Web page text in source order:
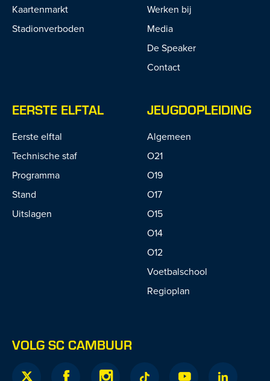
Kaartenmarkt
Stadionverboden
Werken bij
Media
De Speaker
Contact
EERSTE ELFTAL
Eerste elftal
Technische staf
Programma
Stand
Uitslagen
JEUGDOPLEIDING
Algemeen
O21
O19
O17
O15
O14
O12
Voetbalschool
Regioplan
VOLG SC CAMBUUR